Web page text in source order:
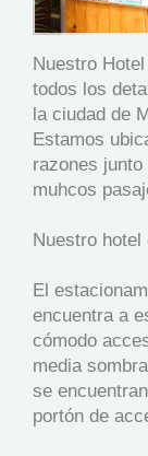
Nuestro
todos los
la ciudad de
Estamos
razones
muhcos
Nuestro hotel
El
encuentra a
cómodo
media
se
portón de